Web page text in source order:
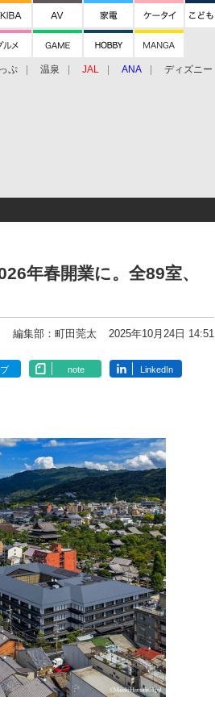
ぷ 温泉 JAL ANA ディズニー
年春開業に。全89室、
編集部：町田莞太 2025年10月24日 14:51
note LinkedIn